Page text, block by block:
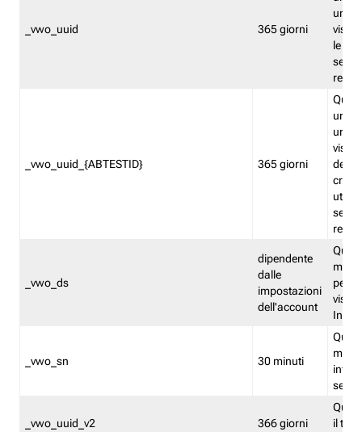
_vwo_uuid 365 giorni
le
_vwo_uuid_{ABTESTID} 365 giorni
un
del
_vwo_ds
dipendente
dalle
impostazioni
dell'account
_vwo_sn 30 minuti
_vwo_uuid_v2 366 giorni
il